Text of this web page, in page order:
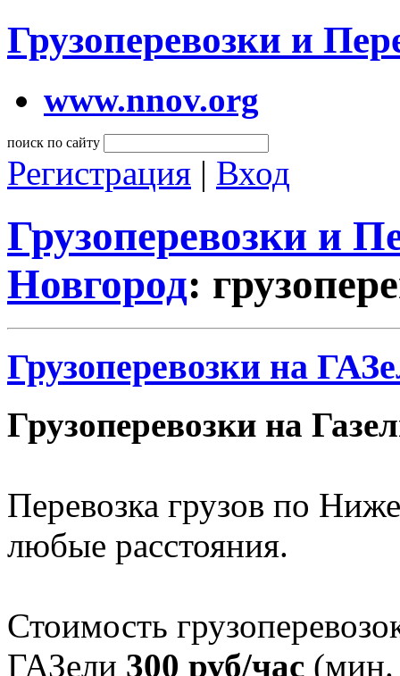
Грузоперевозки и
www.nnov.org
поиск по сайту
Регистрация | Вход
Грузоперевозки и
Новгород:
Грузоперевозки на
Грузоперевозки на
Перевозка грузов по
любые расстояния.
Стоимость
ГАЗели 300 руб/час (мин.